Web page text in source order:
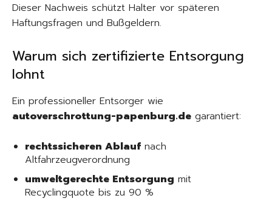
Dieser Nachweis schützt Halter vor späteren
Haftungsfragen und Bußgeldern.
Warum sich zertifizierte Entsorgung
lohnt
Ein professioneller Entsorger wie
autoverschrottung-papenburg.de garantiert:
rechtssicheren Ablauf nach
Altfahrzeugverordnung
umweltgerechte Entsorgung mit
Recyclingquote bis zu 90 %